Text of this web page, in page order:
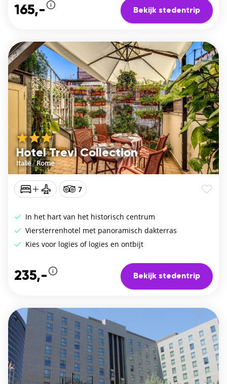
165,- Bekijk stedentrip
Hotel Trevi Collection
Italië/Rome
7
In het hart van het historisch centrum
Viersterrenhotel met panoramisch dakterras
Kies voor logies of logies en ontbijt
235,- Bekijk stedentrip